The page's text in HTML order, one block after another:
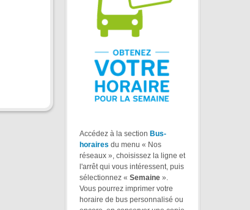
Accédez à la section Bus-
horaires du menu « Nos
réseaux », choisissez la ligne et
l'arrêt qui vous intéressent, puis
sélectionnez « Semaine ».
Vous pourrez imprimer votre
horaire de bus personnalisé ou